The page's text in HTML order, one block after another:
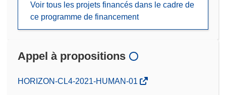
Voir tous les projets financés dans le cadre de
ce programme de financement
Appel à propositions
(s’ouvre
HORIZON-CL4-2021-HUMAN-01